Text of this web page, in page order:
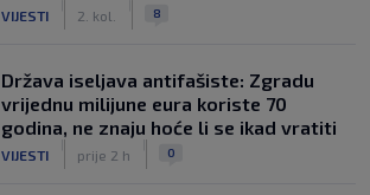
VIJESTI 2. kol. 8
Država iseljava antifašiste: Zgradu
vrijednu milijune eura koriste 70
godina, ne znaju hoće li se ikad vratiti
VIJESTI prije 2 h 0